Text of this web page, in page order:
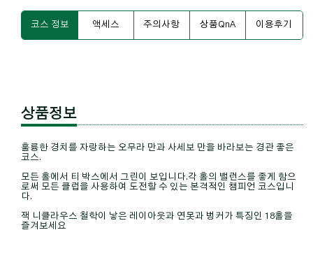
코스 정보 액세스 주의사항 상품QnA 이용후기
상품정보
훌륭한 경치를 자랑하는 오무라 만과 사세보 만을 바라보는 경관 좋은
코스.
모든 홀에서 티 박스에서 그린이 보입니다.각 홀의 밸런스를 좋게 함으
로써 모든 클럽을 사용하여 도전할 수 있는 본격적인 챔피언 코스입니
다.
잭 니클라우스 철학이 낳은 레이아웃과 연못과 벙커가 특징인 18홀을
즐겨보세요